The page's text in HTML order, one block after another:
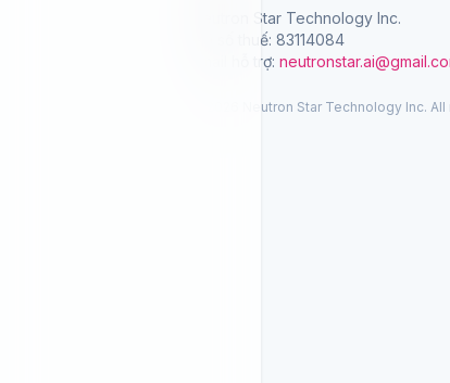
Neutron Star Technology Inc.
Mã số thuế: 83114084
Email hỗ trợ:
© 2026 Neutron Star Technology Inc.